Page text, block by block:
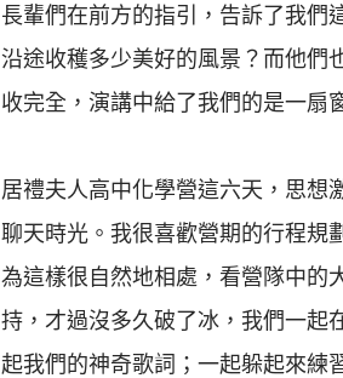
長輩們在前方的指引，告訴了我們
沿途收穫多少美好的風景？而他們
收完全，演講中給了我們的是一扇
居禮夫人高中化學營這六天，思想
聊天時光。我很喜歡營期的行程規
為這樣很自然地相處，看營隊中的
持，才過沒多久破了冰，我們一起
起我們的神奇歌詞；一起躲起來練